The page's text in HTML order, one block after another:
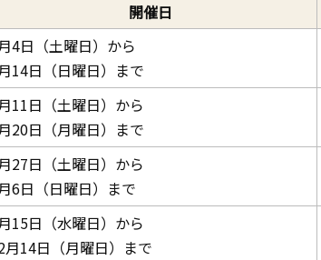
開催日
4日（土曜日）から
14日（日曜日）まで
11日（土曜日）から
20日（月曜日）まで
27日（土曜日）から
6日（日曜日）まで
15日（水曜日）から
月14日（月曜日）まで